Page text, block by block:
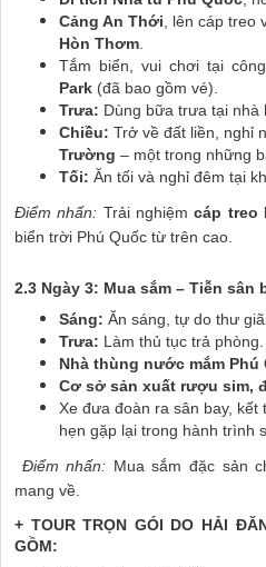
Cảng An Thới, lên cáp treo
Hòn Thơm.
Tắm biển, vui chơi tại
Park (đã bao gồm vé).
Trưa: Dùng bữa trưa tại nhà
Chiều: Trở về đất liền, nghỉ
Trường – một trong những
Tối: Ăn tối và nghỉ đêm tại
Điểm nhấn: Trải nghiệmcáp treo
biển trời Phú Quốc từ trên cao.
2.3 Ngày 3: Mua sắm – Tiễn sân
Sáng: Ăn sáng, tự do thư
Trưa: Làm thủ tục trả
Nhà thùng nước mắm Phú
Cơ sở sản xuất rượu sim,
Xe đưa đoàn ra sân bay,
hẹn gặp lại trong hành trình
Điểm nhấn: Mua sắm đặc sản
mang về.
+ TOUR TRỌN GÓI DO HẢI
GỒM: